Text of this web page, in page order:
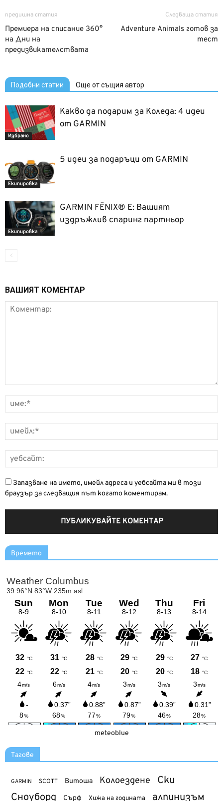
предишна статия
Премиера на списание 360°
на Дни на
предизвикателствата
Следваща статия
Adventure Animals готов за
тест
Подобни статии Още от същия автор
Избрано
Какво да подарим за Коледа: 4 идеи
от GARMIN
Екипировка
5 идеи за подаръци от GARMIN
Екипировка
GARMIN FĒNIX® E: Вашият
издръжлив спаринг партньор
ВАШИЯТ КОМЕНТАР
Запазване на името, имейл адреса и уебсайта ми в този
браузър за следващия път когато коментирам.
Времето
meteoblue
Тагове
GARMIN SCOTT Витоша Колоездене Ски
Сноуборд Сърф Хижа на годината алпинизъм